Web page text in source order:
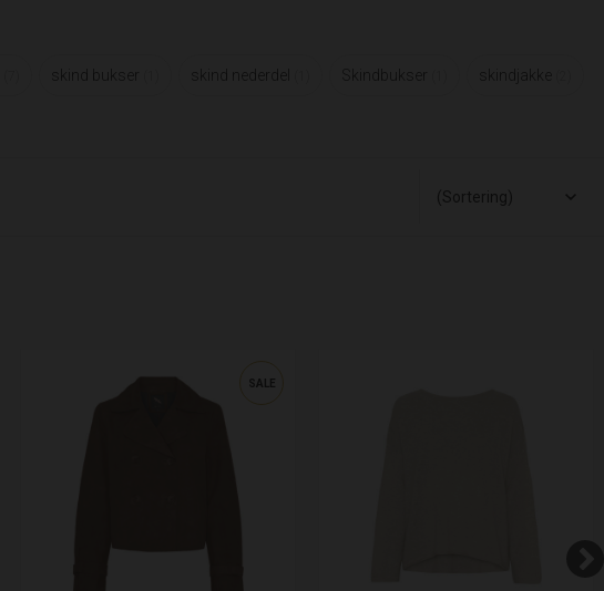
skind bukser skind nederdel Skindbukser skindjakke
SALE